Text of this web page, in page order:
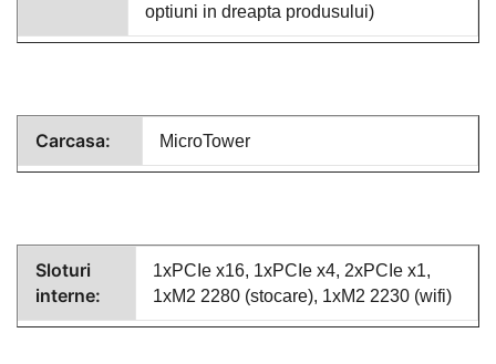
optiuni in dreapta produsului)
Carcasa: MicroTower
Sloturi
interne:
1xPCIe x16, 1xPCIe x4, 2xPCIe x1,
1xM2 2280 (stocare), 1xM2 2230 (wifi)